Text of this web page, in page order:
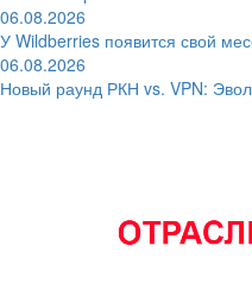
06.08.2026
У Wildberries появится свой
06.08.2026
Новый раунд РКН vs. VPN: